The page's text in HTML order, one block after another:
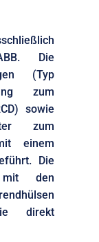
Die
(Typ
zum
sowie
zum
einem
Die
mit den
direkt